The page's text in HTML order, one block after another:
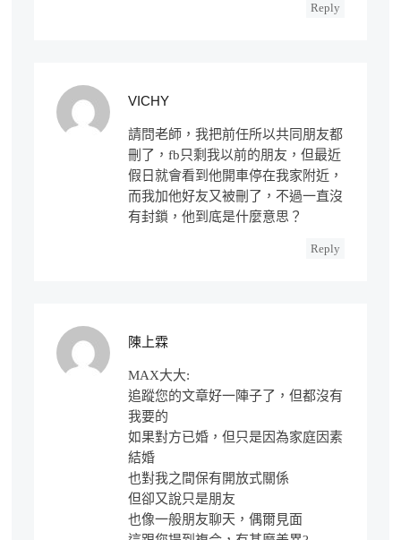
Reply
VICHY
請問老師，我把前任所以共同朋友都
刪了，fb只剩我以前的朋友，但最近
假日就會看到他開車停在我家附近，
而我加他好友又被刪了，不過一直沒
有封鎖，他到底是什麼意思？
Reply
陳上霖
MAX大大:
追蹤您的文章好一陣子了，但都沒有
我要的
如果對方已婚，但只是因為家庭因素
結婚
也對我之間保有開放式關係
但卻又說只是朋友
也像一般朋友聊天，偶爾見面